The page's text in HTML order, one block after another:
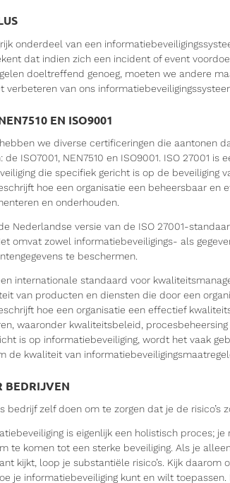
onderdeel van een
dat indien zich een incident of event
doeltreffend genoeg, moeten we andere
verbeteren van ons
EN ISO9001
we diverse certificeringen die aantonen
de ISO7001, NEN7510 en ISO9001. ISO 27001
die specifiek gericht is op de beveiliging
hoe een organisatie een beheersbaar en
en onderhouden.
Nederlandse versie van de ISO 27001-
omvat zowel informatiebeveiligings- als
te beschermen.
internationale standaard voor
van producten en diensten die door een
hoe een organisatie een effectief
waaronder kwaliteitsbeleid,
is op informatiebeveiliging, wordt het vaak
de kwaliteit van
BEDRIJVEN
bedrijf zelf doen om te zorgen dat je de risico’s
is eigenlijk een holistisch proces;
te komen tot een sterke beveiliging. Als je
kijkt, loop je substantiële risico’s. Kijk daarom
je informatiebeveiliging kunt en wilt